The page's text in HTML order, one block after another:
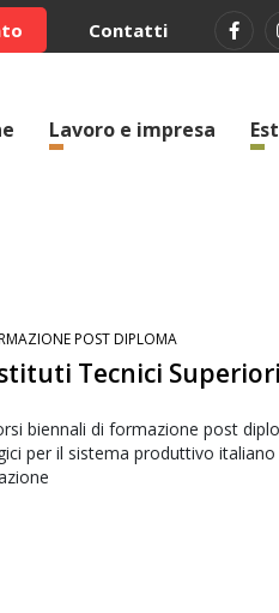
Contatti
Lavoro e impresa
POST DIPLOMA
Tecnici Superiori
biennali di formazione post
per il sistema produttivo